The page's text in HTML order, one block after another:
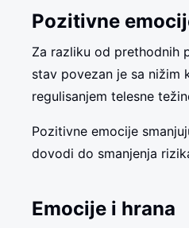
Pozitivne
Za razliku od prethodnih
stav povezan je sa nižim
regulisanjem telesne
Pozitivne emocije
dovodi do smanjenja
Emocije i hrana